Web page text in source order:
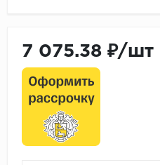
7 075.38 ₽/шт